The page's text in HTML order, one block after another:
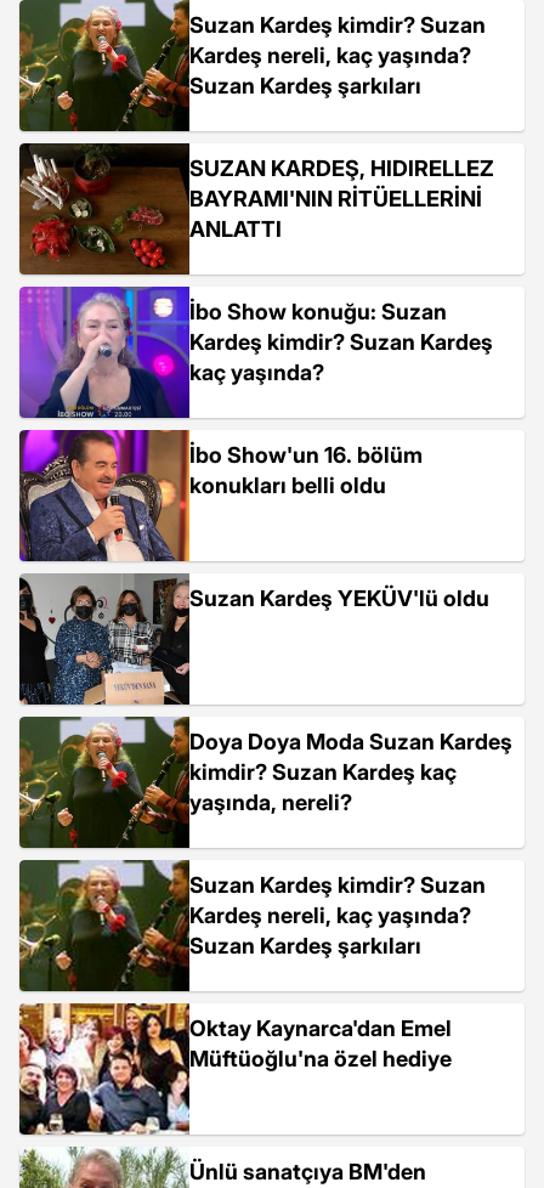
Suzan Kardeş kimdir? Suzan
Kardeş nereli, kaç yaşında?
Suzan Kardeş şarkıları
SUZAN KARDEŞ, HIDIRELLEZ
BAYRAMI'NIN RİTÜELLERİNİ
ANLATTI
İbo Show konuğu: Suzan
Kardeş kimdir? Suzan Kardeş
kaç yaşında?
İbo Show'un 16. bölüm
konukları belli oldu
Suzan Kardeş YEKÜV'lü oldu
Doya Doya Moda Suzan Kardeş
kimdir? Suzan Kardeş kaç
yaşında, nereli?
Suzan Kardeş kimdir? Suzan
Kardeş nereli, kaç yaşında?
Suzan Kardeş şarkıları
Oktay Kaynarca'dan Emel
Müftüoğlu'na özel hediye
Ünlü sanatçıya BM'den